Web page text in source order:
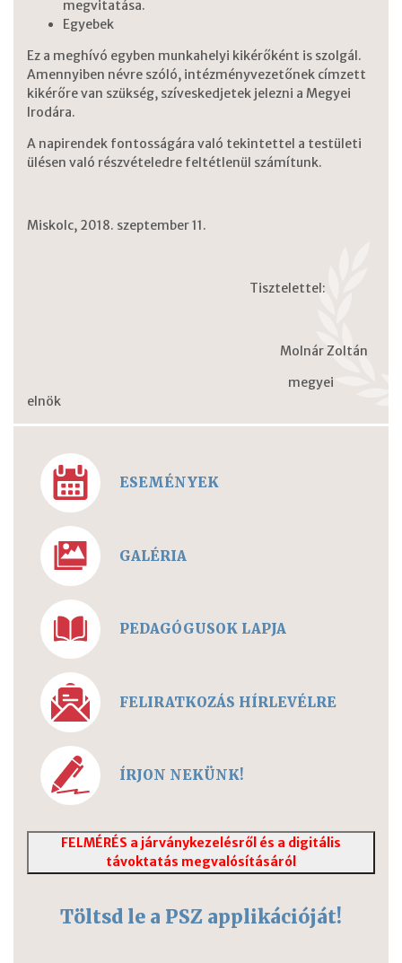
megvitatása.
Egyebek
Ez a meghívó egyben munkahelyi kikérőként is szolgál.
Amennyiben névre szóló, intézményvezetőnek címzett
kikérőre van szükség, szíveskedjetek jelezni a Megyei
Irodára.
A napirendek fontosságára való tekintettel a testületi
ülésen való részvételedre feltétlenül számítunk.
Miskolc, 2018. szeptember 11.
Tisztelettel:
Molnár Zoltán
megyei
elnök
ESEMÉNYEK
GALÉRIA
PEDAGÓGUSOK LAPJA
FELIRATKOZÁS HÍRLEVÉLRE
ÍRJON NEKÜNK!
FELMÉRÉS a járványkezelésről és a digitális
távoktatás megvalósításáról
Töltsd le a PSZ applikációját!